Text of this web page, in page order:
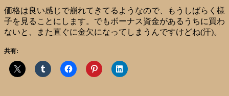
価格は良い感じで崩れてきてるようなので、もうしばらく様
子を見ることにします。でもボーナス資金があるうちに買わ
ないと、また直ぐに金欠になってしまうんですけどね(汗)。
共有: